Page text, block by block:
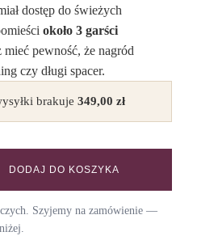
dostęp do świeżych
około 3 garści
mieć pewność, że nagród
czy długi spacer.
brakuje349,00zł
do nerki BACK TO 70S / ASH
DODAJ DO KOSZYKA
Szyjemy na zamówienie —